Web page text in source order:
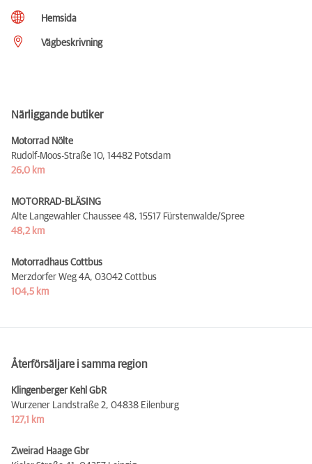
Hemsida
Vägbeskrivning
Närliggande butiker
Motorrad Nölte
Rudolf-Moos-Straße 10, 14482 Potsdam
26,0 km
MOTORRAD-BLÄSING
Alte Langewahler Chaussee 48, 15517 Fürstenwalde/Spree
48,2 km
Motorradhaus Cottbus
Merzdorfer Weg 4A, 03042 Cottbus
104,5 km
Återförsäljare i samma region
Klingenberger Kehl GbR
Wurzener Landstraße 2, 04838 Eilenburg
127,1 km
Zweirad Haage Gbr